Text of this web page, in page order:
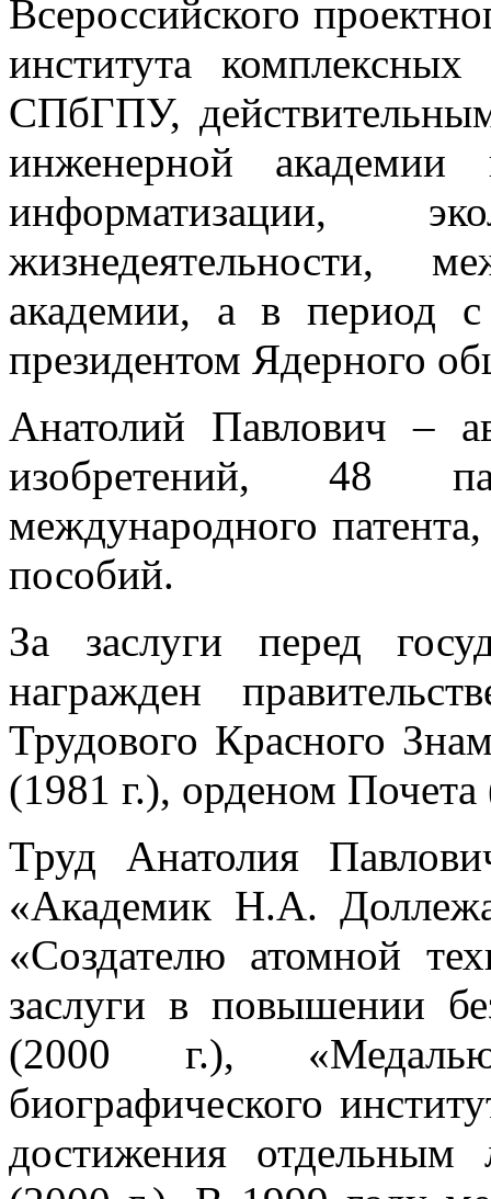
Всероссийского
института комплексных
СПбГПУ,
инженерной
информатизации,
жизнедеятельности,
академии, а в период
президентом Ядерного
Анатолий Павлович –
изобретений, 48
международного
пособий.
За заслуги перед
награжден
Трудового Красного
(1981 г.), орденом
Труд Анатолия
«Академик Н.А.
«Создателю атомной
заслуги в повышении
(2000 г.), «Медалью
биографического
достижения отдельным